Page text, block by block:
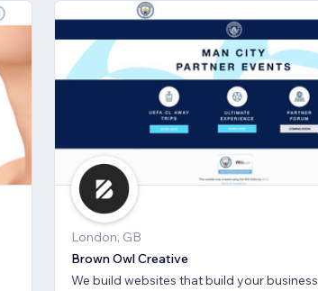
London, GB
Brown Owl Creative
We build websites that build your business